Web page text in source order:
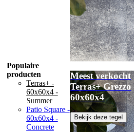
Populaire
producten
Terras+ -
60x60x4 -
Summer
Patio Square -
60x60x4 -
Concrete
Meest verkocht
Terras+ Grezzo
60x60x4
Bekijk deze tegel